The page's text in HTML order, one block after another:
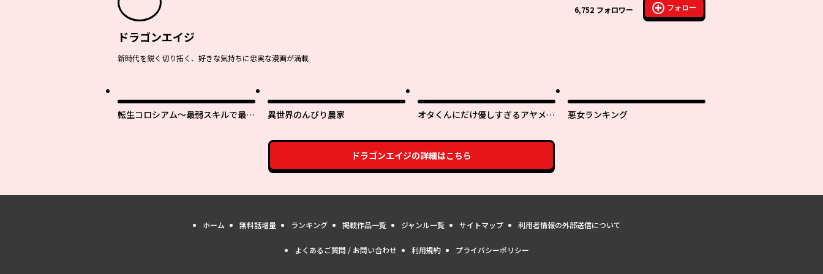
6,752 フォロワー フォロー
ドラゴンエイジ
新時代を鋭く切り拓く、好きな気持ちに忠実な漫画が満載
転生コロシアム～最弱スキルで最強
異世界のんびり農家
オタくんにだけ優しすぎるアヤメさ
悪女ランキング
ドラゴンエイジの詳細はこちら
ホーム 無料話増量 ランキング 掲載作品一覧 ジャンル一覧 サイトマップ 利用者情報の外部送信について
よくあるご質問 / お問い合わせ 利用規約 プライバシーポリシー